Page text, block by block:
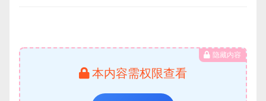
隐藏内容
本内容需权限查看